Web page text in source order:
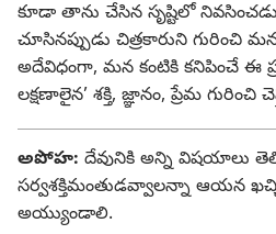
కూడా తాను చేసిన సృష్టిలో
చూసినప్పుడు చిత్రకారుని గురించి
అదేవిధంగా, మన కంటికి కనిపించే ఈ
లక్షణాలైన’ శక్తి, జ్ఞానం, ప్రేమ గురించి
అపోహ: దేవునికి అన్ని విషయాలు
సర్వశక్తిమంతుడవ్వాలన్నా ఆయన
అయ్యుండాలి.